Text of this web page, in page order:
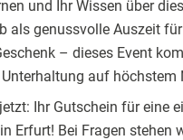
und Ihr Wissen über
als genussvolle Auszeit
– dieses Event
auf höchstem
Ihr Gutschein für eine
Erfurt! Bei Fragen stehen